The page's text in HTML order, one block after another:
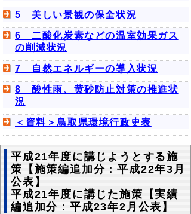
5 美しい景観の保全状況
6 二酸化炭素などの温室効果ガス
の削減状況
7 自然エネルギーの導入状況
8 酸性雨、黄砂防止対策の推進状
況
＜資料＞鳥取県環境行政史表
平成21年度に講じようとする施
策【施策編追加分：平成22年3月
公表】
平成21年度に講じた施策【実績
編追加分：平成23年2月公表】